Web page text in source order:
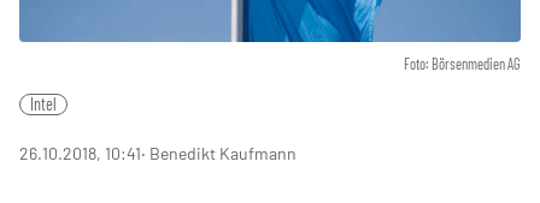
Foto: Börsenmedien AG
Intel
26.10.2018, 10:41‧ Benedikt Kaufmann